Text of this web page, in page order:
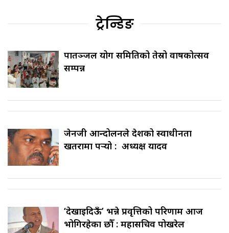
ट्रेन्डिङ
पातञ्जल योग समितिको तेस्रो वार्षिकोत्सव
सम्पन्न
जेनजी आन्दोलनले देशको स्वाधीनता
खतरामा पर्‍यो : अध्यक्ष यादव
‘देखाइदिऊँ’ भन्ने प्रवृत्तिको परिणाम आज
भोगिरहेका छौँ : महासचिव पोखरेल